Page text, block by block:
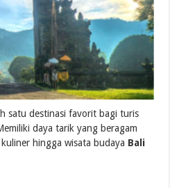
satu destinasi favorit bagi turis
daya tarik yang beragam
hingga wisata budaya Bali